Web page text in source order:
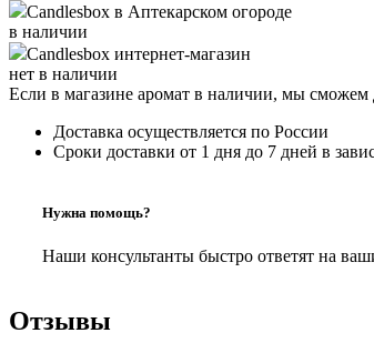
Candlesbox в Аптекарском огороде
в наличии
Candlesbox интернет-магазин
нет в наличии
Если в магазине аромат в наличии, мы сможем
Доставка осуществляется по России
Сроки доставки от 1 дня до 7 дней в
Нужна помощь?
Наши консультанты быстро ответят на
Отзывы